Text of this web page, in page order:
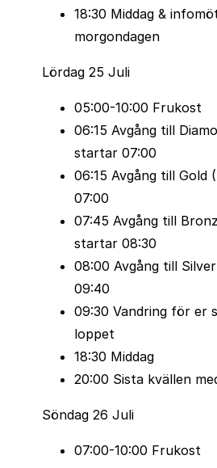
Benvärmare
Ärmar
Handskar
Extra T-shirt
18:30 Middag &
morgondagen
Lördag 25 Juli
05:00-10:00 Frukost
06:15 Avgång till
startar 07:00
06:15 Avgång till Gold
07:00
07:45 Avgång till
startar 08:30
08:00 Avgång till
09:40
09:30 Vandring för er
loppet
18:30 Middag
20:00 Sista kvällen
Söndag 26 Juli
07:00-10:00 Frukost